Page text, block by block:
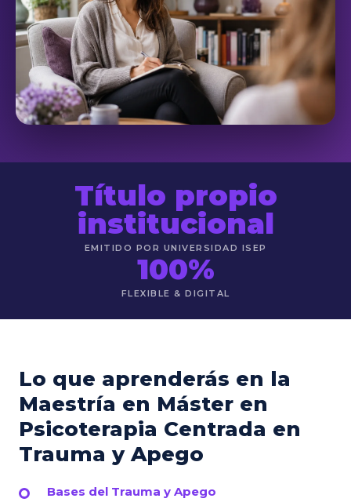
Título propio
institucional
EMITIDO POR UNIVERSIDAD ISEP
100%
FLEXIBLE & DIGITAL
Lo que aprenderás en la
Maestría en Máster en
Psicoterapia Centrada en
Trauma y Apego
Bases del Trauma y Apego